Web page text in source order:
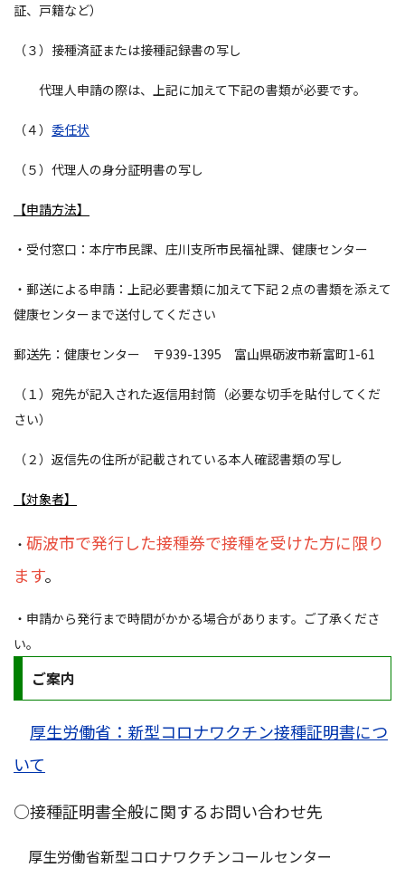
証、戸籍など）
（３）接種済証または接種記録書の写し
代理人申請の際は、上記に加えて下記の書類が必要です。
（４） 委任状
（５）代理人の身分証明書の写し
【申請方法】
・受付窓口：本庁市民課、庄川支所市民福祉課、健康センター
・郵送による申請：上記必要書類に加えて下記２点の書類を添えて
健康センターまで送付してください
郵送先：健康センター 〒939-1395 富山県砺波市新富町1-61
（１）宛先が記入された返信用封筒（必要な切手を貼付してくだ
さい）
（２）返信先の住所が記載されている本人確認書類の写し
【対象者】
・ 砺波市で発行した接種券で接種を受けた方に限り
ます。
・申請から発行まで時間がかかる場合があります。ご了承くださ
い。
ご案内
厚生労働省：新型コロナワクチン接種証明書につ
いて
○接種証明書全般に関するお問い合わせ先
厚生労働省新型コロナワクチンコールセンター